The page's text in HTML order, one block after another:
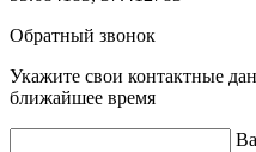
Обратный звонок
Укажите свои контактные
ближайшее время